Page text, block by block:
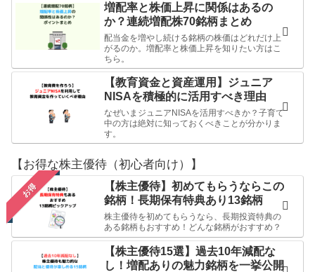
増配率と株価上昇に関係はあるの
か？連続増配株70銘柄まとめ
配当金を増やし続ける銘柄の株価はどれだけ上
がるのか。増配率と株価上昇を知りたい方はこ
ちら。
【教育資金と資産運用】ジュニア
NISAを積極的に活用すべき理由
なぜいまジュニアNISAを活用すべきか？子育て
中の方は絶対に知っておくべきことが分かりま
す。
【お得な株主優待（初心者向け）】
お得
【株主優待】初めてもらうならこの
銘柄！長期保有特典あり13銘柄
株主優待を初めてもらうなら、長期投資特典の
ある銘柄もおすすめ！どんな銘柄がおすすめ？
【株主優待15選】過去10年減配な
し！増配ありの魅力銘柄を一挙公開